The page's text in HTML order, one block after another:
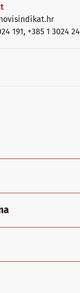
191, +385 1 3024